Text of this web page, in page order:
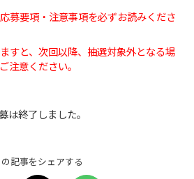
募要項・注意事項を必ずお読みくださ
すと、次回以降、抽選対象外となる場
注意ください。
は終了しました。
の記事をシェアする